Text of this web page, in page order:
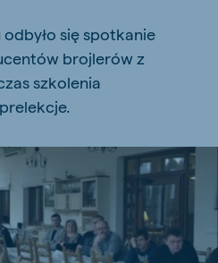
się spotkanie
brojlerów z
szkolenia